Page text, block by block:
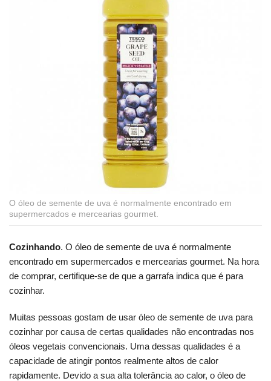
O óleo de semente de uva é normalmente encontrado em
supermercados e mercearias gourmet.
Cozinhando. O óleo de semente de uva é normalmente
encontrado em supermercados e mercearias gourmet. Na hora
de comprar, certifique-se de que a garrafa indica que é para
cozinhar.
Muitas pessoas gostam de usar óleo de semente de uva para
cozinhar por causa de certas qualidades não encontradas nos
óleos vegetais convencionais. Uma dessas qualidades é a
capacidade de atingir pontos realmente altos de calor
rapidamente. Devido a sua alta tolerância ao calor, o óleo de